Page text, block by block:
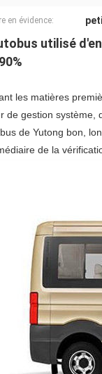
en évidence:
utilisé
les matières
de gestion système,
de Yutong bon,
de la